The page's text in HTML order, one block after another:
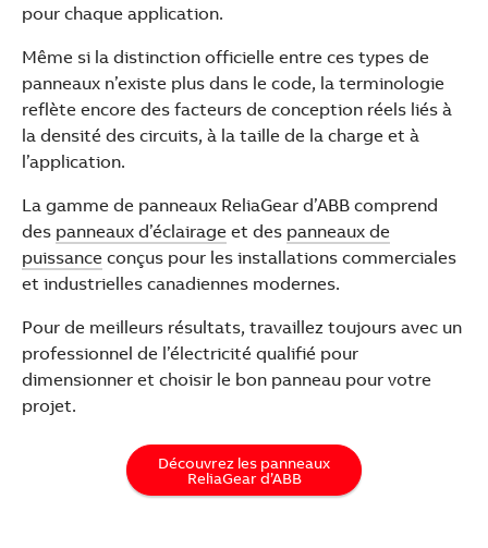
pour chaque application.
Même si la distinction officielle entre ces types de
panneaux n’existe plus dans le code, la terminologie
reflète encore des facteurs de conception réels liés à
la densité des circuits, à la taille de la charge et à
l’application.
La gamme de panneaux ReliaGear d’ABB comprend
des panneaux d’éclairage et des panneaux de
puissance conçus pour les installations commerciales
et industrielles canadiennes modernes.
Pour de meilleurs résultats, travaillez toujours avec un
professionnel de l’électricité qualifié pour
dimensionner et choisir le bon panneau pour votre
projet.
Découvrez les panneaux
ReliaGear d’ABB